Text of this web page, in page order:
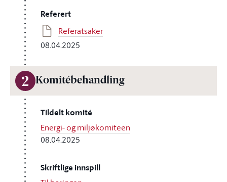
Referert
Referatsaker
08.04.2025
2 Komitébehandling
Tildelt komité
Energi- og miljøkomiteen
08.04.2025
Skriftlige innspill